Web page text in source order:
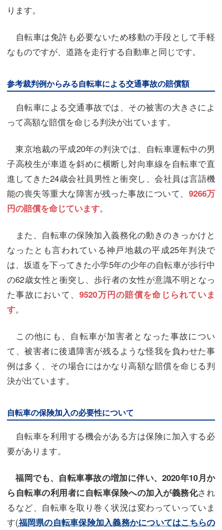
ります。
自転車は免許も必要ないため移動の手段として手軽
なものですが、道路を走行する自動車と同じです。
参考裁判例からみる自転車による交通事故の賠償額
自転車による交通事故では、その被害の大きさによ
って高額な賠償を命じる判決が出ています。
東京地裁の平成20年の判決では、自転車運転中の男
子高校生が車道を斜めに横断し対向車線を自転車で直
進してきた24歳会社員男性と衝突し、会社員は言語機
能の喪失等重大な障害が残った事故について、 9266万
円の賠償を命じています。
また、自転車の保険加入義務化の動きのきっかけと
なったとも言われている神戸地裁の平成25年判決で
は、坂道を下ってきた小学5年の少年の自転車が歩行中
の62歳女性と衝突し、歩行者の女性が意識不明となっ
た事故において、9520万円の賠償を命じられていま
す。
この他にも、自転車が加害者となった事故につい
て、被害者に後遺障害が残るような怪我を負わせた事
例は多く、その場合にはかなり高額な賠償を命じる判
決が出ています。
自転車の保険加入の必要性について
自転車を利用する機会がある方は保険に加入する必
要があります。
福岡でも、自転車事故の増加に伴い、2020年10月か
ら自転車の利用者に自転車保険への加入が義務化され
るなど、自転車を取り巻く状況は変わっていっていま
す(福岡県の自転車保険加入義務かについてはこちらの